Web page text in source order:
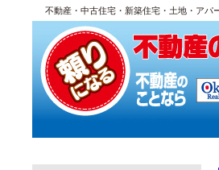
不動産・中古住宅・新築住宅・土地・アパ